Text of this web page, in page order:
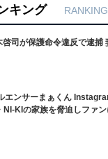
キング RANKING
啓司が保護命令違反で逮捕
エンサーまぁくん
NI-KIの家族を脅迫しファ